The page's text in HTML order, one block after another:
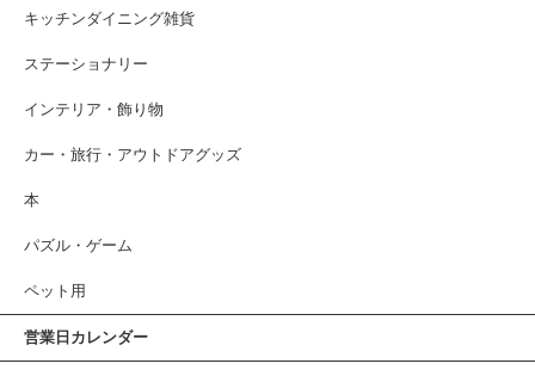
キッチンダイニング雑貨
ステーショナリー
インテリア・飾り物
カー・旅行・アウトドアグッズ
本
パズル・ゲーム
ペット用
営業日カレンダー